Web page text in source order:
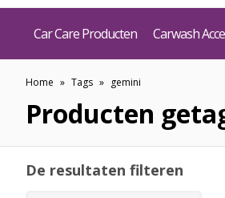
Car Care Producten Carwash
Home » Tags » gemini
Producten
De resultaten filteren